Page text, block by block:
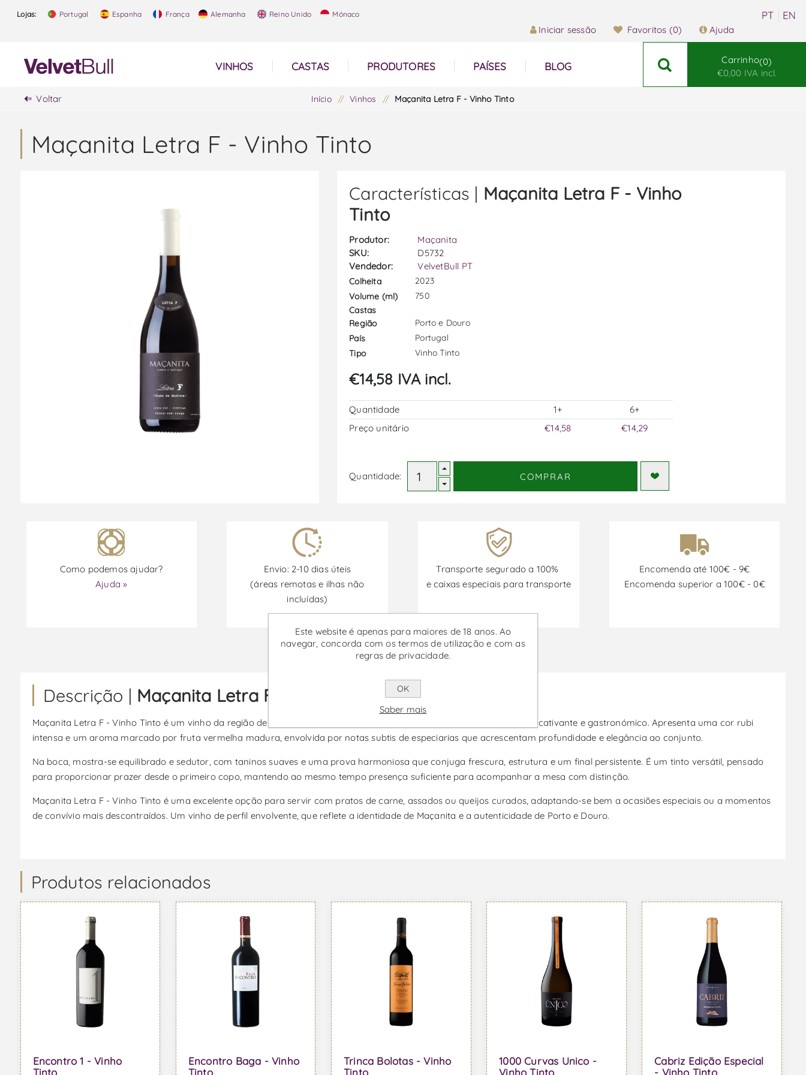
Lojas: Portugal Espanha França Alemanha Reino Unido Mónaco
Iniciar sessão Favoritos (0) Ajuda
VINHOS CASTAS PRODUTORES PAÍSES BLOG
Carrinho 0
€0,00 IVA incl.
Voltar Início / Vinhos / Maçanita Letra F - Vinho Tinto
Maçanita Letra F - Vinho Tinto
Características | Maçanita Letra F - Vinho
Tinto
Produtor:
Maçanita
SKU:
D5732
Vendedor:
VelvetBull PT
Colheita
2023
Volume (ml)
750
Castas
Região
Porto e Douro
País
Portugal
Tipo
Vinho Tinto
€14,58 IVA incl.
Quantidade 1+
6+
Preço unitário
€14,58 €14,29
Quantidade: COMPRAR
Como podemos ajudar?
Ajuda »
Envio: 2-10 dias úteis
(áreas remotas e ilhas não
incluídas)
Transporte segurado a 100%
e caixas especiais para transporte
Encomenda até 100€ - 9€
Encomenda superior a 100€ - 0€
Promoções disponíveis de 30/06/2026 a 30/09/2026
Descrição | Maçanita Letra F - Vinho Tinto
Maçanita Letra F - Vinho Tinto é um vinho da região de Porto e Douro que expressa o carácter duriense com um perfil cativante e gastronómico. Apresenta uma cor rubi
intensa e um aroma marcado por fruta vermelha madura, envolvida por notas subtis de especiarias que acrescentam profundidade e elegância ao conjunto.
Na boca, mostra-se equilibrado e sedutor, com taninos suaves e uma prova harmoniosa que conjuga frescura, estrutura e um final persistente. É um tinto versátil, pensado
para proporcionar prazer desde o primeiro copo, mantendo ao mesmo tempo presença suficiente para acompanhar a mesa com distinção.
Maçanita Letra F - Vinho Tinto é uma excelente opção para servir com pratos de carne, assados ou queijos curados, adaptando-se bem a ocasiões especiais ou a momentos
de convívio mais descontraídos. Um vinho de perfil envolvente, que reflete a identidade de Maçanita e a autenticidade de Porto e Douro.
Produtos relacionados
Encontro 1 - Vinho
Tinto
Encontro Baga - Vinho
Tinto
Trinca Bolotas - Vinho
Tinto
1000 Curvas Unico -
Vinho Tinto
Cabriz Edição Especial
- Vinho Tinto
Este website é apenas para maiores de 18 anos. Ao
navegar, concorda com os termos de utilização e com as
regras de privacidade.
OK
Saber mais